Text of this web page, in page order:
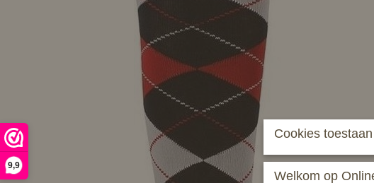
9,9
Cookies
Welkom op